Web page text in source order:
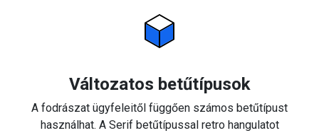
Változatos betűtípusok
A fodrászat ügyfeleitől függően számos betűtípust
használhat. A Serif betűtípussal retro hangulatot